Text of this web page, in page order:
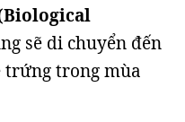
sẽ di chuyển đến
trứng trong mùa